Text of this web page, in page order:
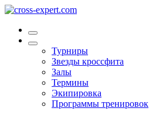
Турниры
Звезды кроссфита
Залы
Термины
Экипировка
Программы тренировок